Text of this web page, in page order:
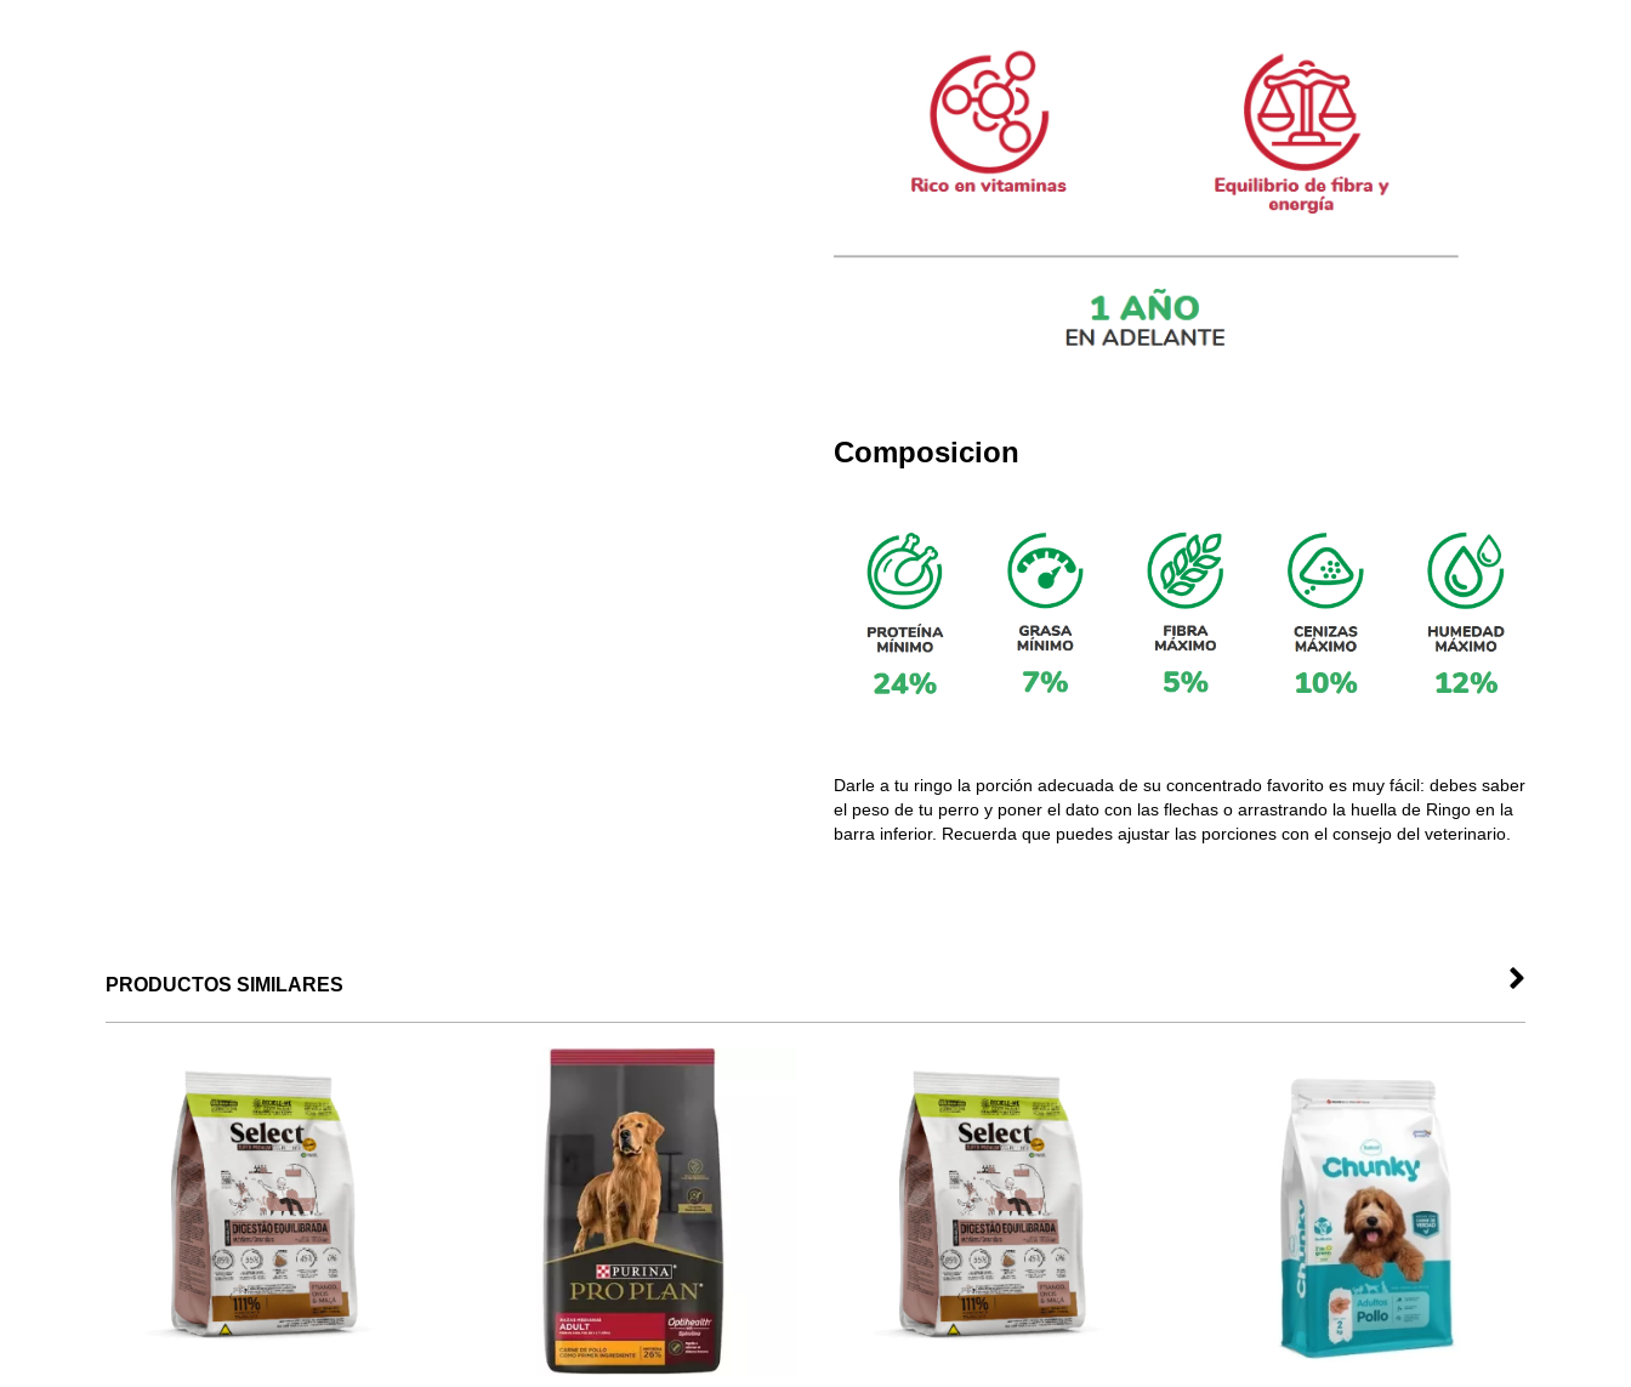
Composicion
Darle a tu ringo la porción adecuada de su concentrado favorito es muy fácil: debes saber
el peso de tu perro y poner el dato con las flechas o arrastrando la huella de Ringo en la
barra inferior. Recuerda que puedes ajustar las porciones con el consejo del veterinario.
PRODUCTOS SIMILARES